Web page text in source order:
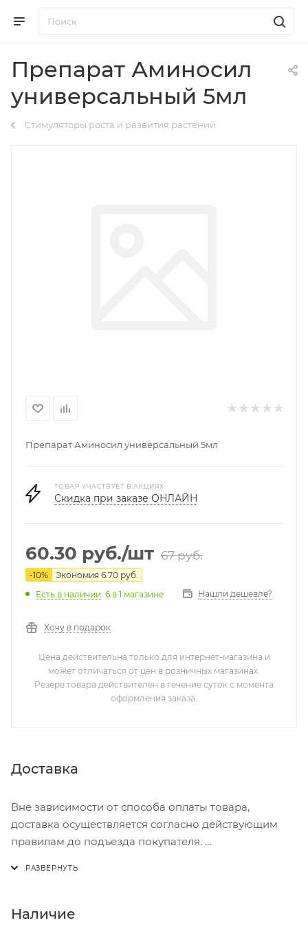
Препарат Аминосил
универсальный 5мл
Стимуляторы роста и развития растений
Препарат Аминосил универсальный 5мл
ТОВАР УЧАСТВУЕТ В АКЦИЯХ
Скидка при заказе ОНЛАЙН
60.30 руб./шт 67руб.
-10% Экономия 6.70 руб.
Есть в наличии: 6 в 1 магазине Нашли дешевле?
Хочу в подарок
Цена действительна только для интернет-магазина и
может отличаться от цен в розничных магазинах.
Резерв товара действителен в течение суток с момента
оформления заказа.
Доставка
Вне зависимости от способа оплаты товара,
доставка осуществляется согласно действующим
правилам до подъезда покупателя.
В субботу с 8:00 до 15:00
Наличие